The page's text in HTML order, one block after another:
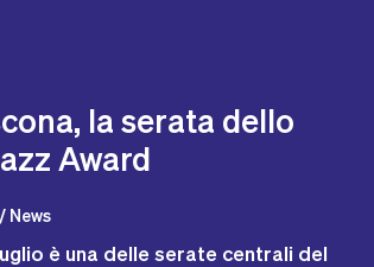
la serata dello
Award
News
è una delle serate centrali del